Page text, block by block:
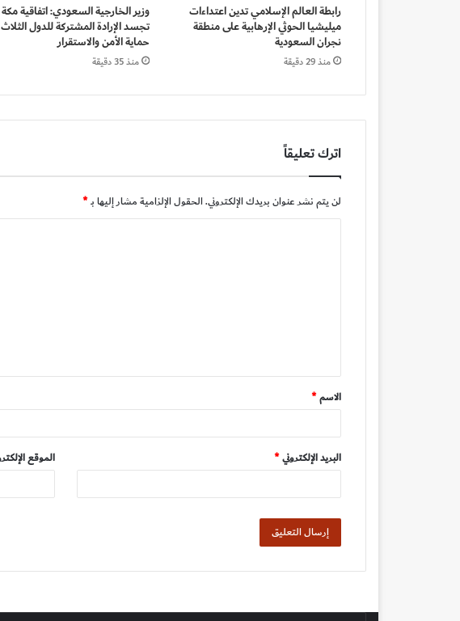
رابطة العالم الإسلامي تدين اعتداءات
ميليشيا الحوثي الإرهابية على منطقة
نجران السعودية
منذ 29 دقيقة
وزير الخارجية السعودي: اتفاقية مكة
تجسد الإرادة المشتركة للدول
حماية الأمن والاستقرار
منذ 35 دقيقة
اترك تعليقاً
لن يتم نشر عنوان بريدك الإلكتروني.الحقول الإلزامية مشار إليها بـ*
ق
*
الاسم*
البريد الإلكتروني* الموقع